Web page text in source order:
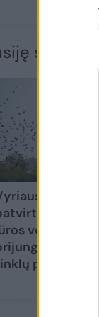
Baltijos
vėjo
prie
planą